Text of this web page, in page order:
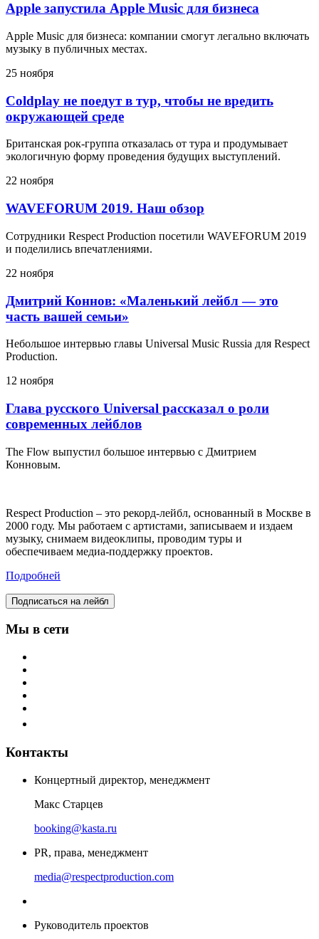
Apple запустила Apple Music для бизнеса
Apple Music для бизнеса: компании смогут легально включать
музыку в публичных местах.
25 ноября
Coldplay не поедут в тур, чтобы не вредить
окружающей среде
Британская рок-группа отказалась от тура и продумывает
экологичную форму проведения будущих выступлений.
22 ноября
WAVEFORUM 2019. Наш обзор
Сотрудники Respect Production посетили WAVEFORUM 2019
и поделились впечатлениями.
22 ноября
Дмитрий Коннов: «Маленький лейбл — это
часть вашей семьи»
Небольшое интервью главы Universal Music Russia для Respect
Production.
12 ноября
Глава русского Universal рассказал о роли
современных лейблов
The Flow выпустил большое интервью с Дмитрием
Конновым.
Respect Production – это рекорд-лейбл, основанный в Москве в
2000 году. Мы работаем с артистами, записываем и издаем
музыку, снимаем видеоклипы, проводим туры и
обеспечиваем медиа-поддержку проектов.
Подробней
Подписаться на лейбл
Мы в сети
Контакты
Концертный директор, менеджмент
Макс Старцев
booking@kasta.ru
PR, права, менеджмент
media@respectproduction.com
Руководитель проектов